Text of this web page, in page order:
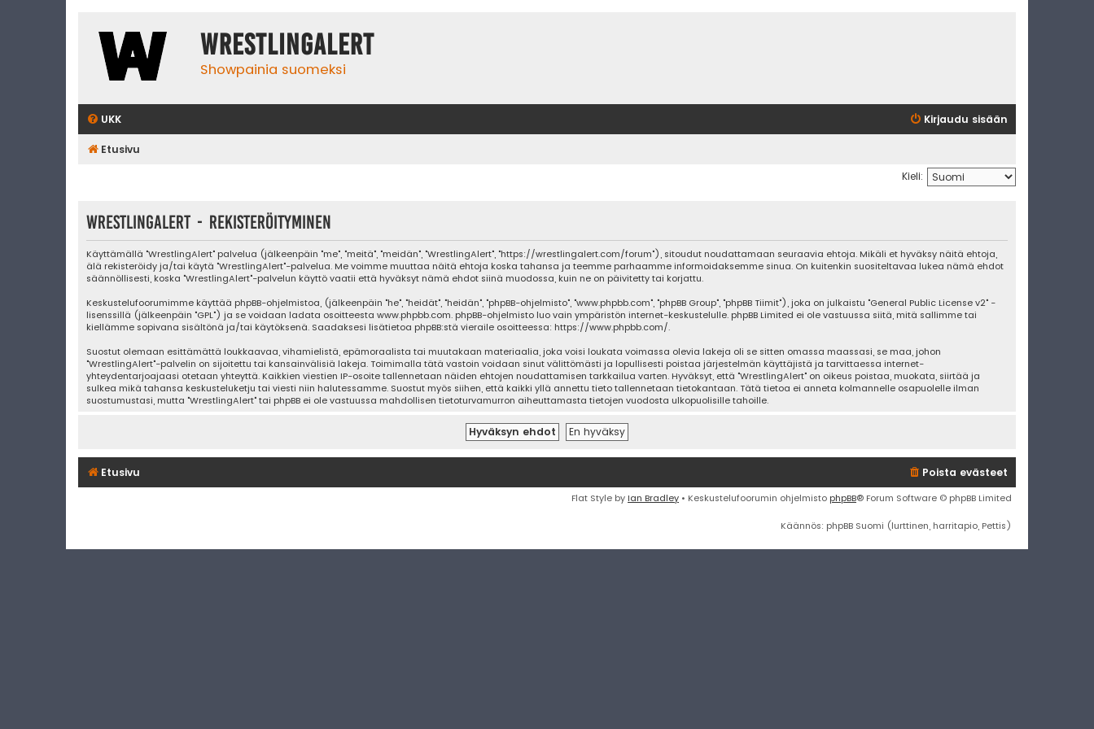
WrestlingAlert
Showpainia suomeksi
UKK Kirjaudu sisään
Etusivu
Kieli:
WrestlingAlert - Rekisteröityminen
Käyttämällä "WrestlingAlert" palvelua (jälkeenpäin "me", "meitä", "meidän", "WrestlingAlert", "https://wrestlingalert.com/forum"), sitoudut noudattamaan seuraavia ehtoja. Mikäli et hyväksy näitä ehtoja,
älä rekisteröidy ja/tai käytä "WrestlingAlert"-palvelua. Me voimme muuttaa näitä ehtoja koska tahansa ja teemme parhaamme informoidaksemme sinua. On kuitenkin suositeltavaa lukea nämä ehdot
säännöllisesti, koska "WrestlingAlert"-palvelun käyttö vaatii että hyväksyt nämä ehdot siinä muodossa, kuin ne on päivitetty tai korjattu.
Keskustelufoorumimme käyttää phpBB-ohjelmistoa, (jälkeenpäin "he", "heidät", "heidän", "phpBB-ohjelmisto", "www.phpbb.com", "phpBB Group", "phpBB Tiimit"), joka on julkaistu "General Public License v2" -
lisenssillä (jälkeenpäin "GPL") ja se voidaan ladata osoitteesta www.phpbb.com. phpBB-ohjelmisto luo vain ympäristön internet-keskustelulle. phpBB Limited ei ole vastuussa siitä, mitä sallimme tai
kiellämme sopivana sisältönä ja/tai käytöksenä. Saadaksesi lisätietoa phpBB:stä vieraile osoitteessa: https://www.phpbb.com/.
Suostut olemaan esittämättä loukkaavaa, vihamielistä, epämoraalista tai muutakaan materiaalia, joka voisi loukata voimassa olevia lakeja oli se sitten omassa maassasi, se maa, johon
"WrestlingAlert"-palvelin on sijoitettu tai kansainvälisiä lakeja. Toimimalla tätä vastoin voidaan sinut välittömästi ja lopullisesti poistaa järjestelmän käyttäjistä ja tarvittaessa internet-
yhteydentarjoajaasi otetaan yhteyttä. Kaikkien viestien IP-osoite tallennetaan näiden ehtojen noudattamisen tarkkailua varten. Hyväksyt, että "WrestlingAlert" on oikeus poistaa, muokata, siirtää ja
sulkea mikä tahansa keskusteluketju tai viesti niin halutessamme. Suostut myös siihen, että kaikki yllä annettu tieto tallennetaan tietokantaan. Tätä tietoa ei anneta kolmannelle osapuolelle ilman
suostumustasi, mutta "WrestlingAlert" tai phpBB ei ole vastuussa mahdollisen tietoturvamurron aiheuttamasta tietojen vuodosta ulkopuolisille tahoille.
Etusivu Poista evästeet
Flat Style by Ian Bradley • Keskustelufoorumin ohjelmisto phpBB® Forum Software © phpBB Limited
Käännös: phpBB Suomi (lurttinen, harritapio, Pettis)